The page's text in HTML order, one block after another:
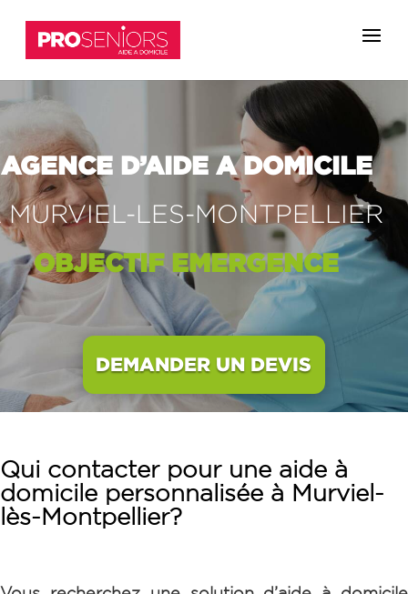
AGENCE D’AIDE A DOMICILE
MURVIEL-LES-MONTPELLIER
OBJECTIF EMERGENCE
DEMANDER UN DEVIS
Qui contacter pour une aide à
domicile personnalisée à Murviel-
lès-Montpellier?